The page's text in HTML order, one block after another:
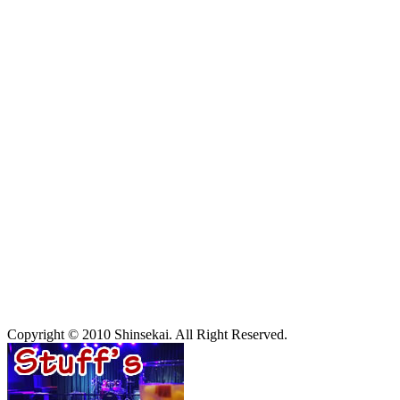
Copyright © 2010 Shinsekai. All Right Reserved.